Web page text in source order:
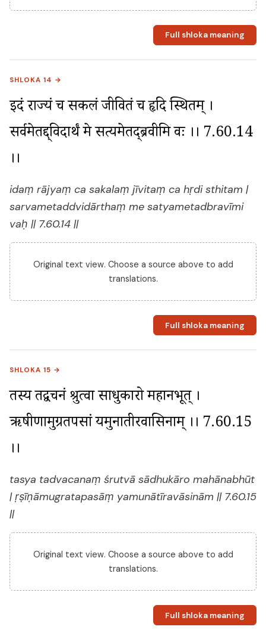
Full shloka meaning
SHLOKA 14 →
इदं राज्यं च सकलं जीवितं च हृदि स्थितम् ।
सर्वमेतद्द्विदार्थं मे सत्यमेतद्ब्रवीमि वः ।। 7.60.14
।।
idaṃ rājyaṃ ca sakalaṃ jīvitaṃ ca hṛdi sthitam |
sarvametaddvidārthaṃ me satyametadbravīmi
vaḥ || 7.60.14 ||
Original text view. Choose a source above to add
translations.
Full shloka meaning
SHLOKA 15 →
तस्य तद्वचनं श्रुत्वा साधुकारो महानभूत् ।
ऋषीणामुग्रतपसां यमुनातीरवासिनाम् ।। 7.60.15
।।
tasya tadvacanaṃ śrutvā sādhukāro mahānabhūt
| ṛṣīṇāmugratapasāṃ yamunātīravāsinām || 7.60.15
||
Original text view. Choose a source above to add
translations.
Full shloka meaning